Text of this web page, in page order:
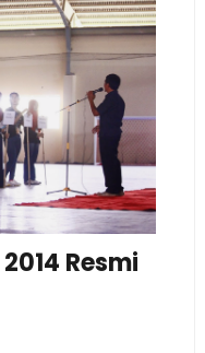
2014 Resmi